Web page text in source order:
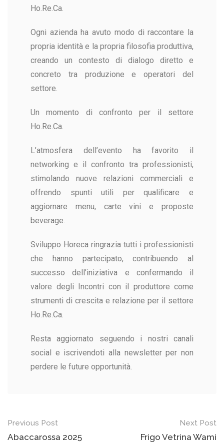
Ho.Re.Ca.
Ogni azienda ha avuto modo di raccontare la
propria identità e la propria filosofia produttiva,
creando un contesto di dialogo diretto e
concreto tra produzione e operatori del
settore.
Un momento di confronto per il settore
Ho.Re.Ca.
L’atmosfera dell’evento ha favorito il
networking e il confronto tra professionisti,
stimolando nuove relazioni commerciali e
offrendo spunti utili per qualificare e
aggiornare menu, carte vini e proposte
beverage.
Sviluppo Horeca ringrazia tutti i professionisti
che hanno partecipato, contribuendo al
successo dell’iniziativa e confermando il
valore degli Incontri con il produttore come
strumenti di crescita e relazione per il settore
Ho.Re.Ca.
Resta aggiornato seguendo i nostri canali
social e iscrivendoti alla newsletter per non
perdere le future opportunità.
Previous Post
Abaccarossa 2025
Next Post
Frigo Vetrina Wami